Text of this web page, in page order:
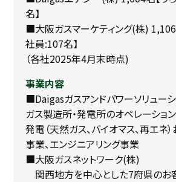
名】
■大阪ガスマーケティング(株) 1,106
社員:107名】
（各社2025年4月末時点)
事業内容
■Daigasガスアンドパワーソリュー
ガス製造所・発電所のオペレーション
発電（天然ガス、バイオマス、再エネ
事業、エンジニアリング事業
■大阪ガスネットワーク(株)
関西地方を中心とした7府県のお